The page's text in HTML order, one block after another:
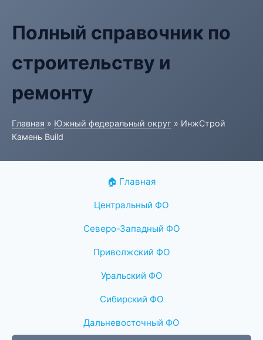
Полный справочник по
строительству и
ремонту
Главная » Южный федеральный округ » ИнжСтрой
Камень Build
🏠 Главная
Центральный ФО
Северо-Западный ФО
Приволжский ФО
Уральский ФО
Сибирский ФО
Дальневосточный ФО